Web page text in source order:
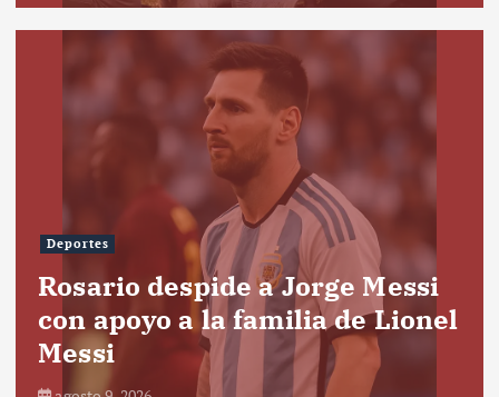
Deportes
Rosario despide a Jorge Messi
con apoyo a la familia de Lionel
Messi